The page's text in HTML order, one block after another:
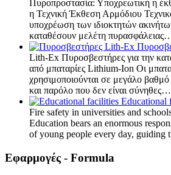
Πυροπροστασία: Υποχρεωτική η
η Τεχνική Έκθεση Αρμόδιου
υποχρέωση των ιδιοκτητών
καταθέσουν μελέτη
Lith-Ex Πυροσβεστήρες για την
από μπαταρίες Lithium-Ion Οι
χρησιμοποιούνται σε μεγάλο
και παρόλο που δεν είναι σύνηθες…
Educational
Fire safety in universities and
Education bears an enormous
of young people every day,
Εφαρμογές - Formula